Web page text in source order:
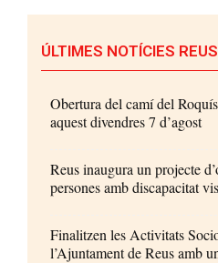
ÚLTIMES NOTÍCIES REUS
Obertura del camí del
aquest divendres 7 d’agost
Reus inaugura un projecte
persones amb discapacitat
Finalitzen les Activitats
l’Ajuntament de Reus amb